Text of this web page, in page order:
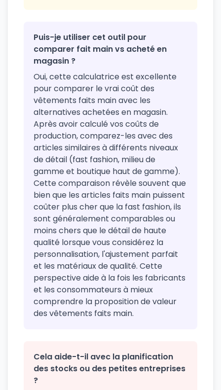
Puis-je utiliser cet outil pour
comparer fait main vs acheté en
magasin ?
Oui, cette calculatrice est excellente
pour comparer le vrai coût des
vêtements faits main avec les
alternatives achetées en magasin.
Après avoir calculé vos coûts de
production, comparez-les avec des
articles similaires à différents niveaux
de détail (fast fashion, milieu de
gamme et boutique haut de gamme).
Cette comparaison révèle souvent que
bien que les articles faits main puissent
coûter plus cher que la fast fashion, ils
sont généralement comparables ou
moins chers que le détail de haute
qualité lorsque vous considérez la
personnalisation, l'ajustement parfait
et les matériaux de qualité. Cette
perspective aide à la fois les fabricants
et les consommateurs à mieux
comprendre la proposition de valeur
des vêtements faits main.
Cela aide-t-il avec la planification
des stocks ou des petites entreprises
?